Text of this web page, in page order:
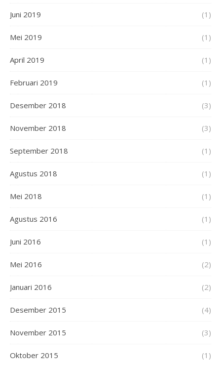
Juni 2019 (1)
Mei 2019 (1)
April 2019 (1)
Februari 2019 (1)
Desember 2018 (3)
November 2018 (3)
September 2018 (1)
Agustus 2018 (1)
Mei 2018 (1)
Agustus 2016 (1)
Juni 2016 (1)
Mei 2016 (2)
Januari 2016 (2)
Desember 2015 (4)
November 2015 (3)
Oktober 2015 (1)